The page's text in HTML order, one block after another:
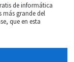
de informática
más grande del
que en esta